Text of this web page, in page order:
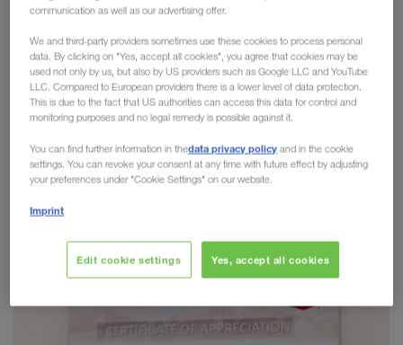
2020 von DOW Chemicals
Sicherheit, Service, Nachhaltigkeitundsoziale
Verantwortungsind tief in unserer Firmenkultur
verankert. Wir sind stolz, wenn unsere Partner die
mehr, dass wir nach den sehr erfolgreichen
Nominierungen in den letzten Jahren, diesmal von
DOW Chemicals den 4STAR Golden Carrier
communication as well as our advertising offer.
We and third-party providers sometimes use these cookies to process personal
data. By clicking on "Yes, accept all cookies", you agree that cookies may be
used not only by us, but also by US providers such as Google LLC and YouTube
LLC. Compared to European providers there is a lower level of data protection.
This is due to the fact that US authorities can access this data for control and
monitoring purposes and no legal remedy is possible against it.
You can find further information in thedata privacy policy and in the cookie
settings. You can revoke your consent at any time with future effect by adjusting
your preferences under "Cookie Settings" on our website.
Imprint
Edit cookie settings Yes, accept all cookies